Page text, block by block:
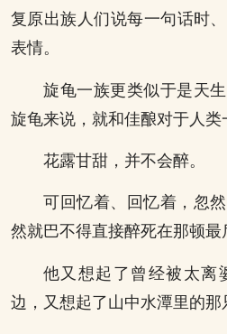
复原出族人们说每一句话时
表情。
旋龟一族更类似于是天
旋龟来说，就和佳酿对于人类
花露甘甜，并不会醉。
可回忆着、回忆着，忽
然就巴不得直接醉死在那顿最
他又想起了曾经被太离
边，又想起了山中水潭里的那